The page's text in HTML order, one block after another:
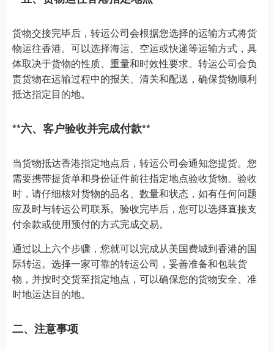
货物交接完毕后，转运公司会根据您选择的运输方式将货
物运往香港。可以选择海运、空运或快递等运输方式，具
体取决于货物的性质、重量和时效性要求。转运公司会负
责货物在运输过程中的报关、清关和配送，确保货物顺利
抵达指定目的地。
**六、客户验收并完成付款**
当货物抵达香港指定地点后，转运公司会通知您提货。您
需要携带提货单和身份证件前往指定地点验收货物。验收
时，请仔细核对货物的品名、数量和状态，如有任何问题
应及时与转运公司联系。验收完毕后，您可以选择直接支
付余款或使用预付的方式完成交易。
通过以上六个步骤，您就可以完成从美国费城到香港的国
际转运。选择一家可靠的转运公司，妥善准备和包装货
物，并按时交货至指定地点，可以确保您的货物安全、准
时地运达目的地。
二、注意事项